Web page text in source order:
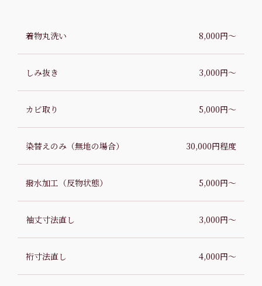
着物丸洗い 8,000円〜
しみ抜き 3,000円〜
カビ取り 5,000円〜
染替えのみ（無地の場合） 30,000円程度
撥水加工（反物状態） 5,000円〜
袖丈寸法直し 3,000円〜
裄寸法直し 4,000円〜